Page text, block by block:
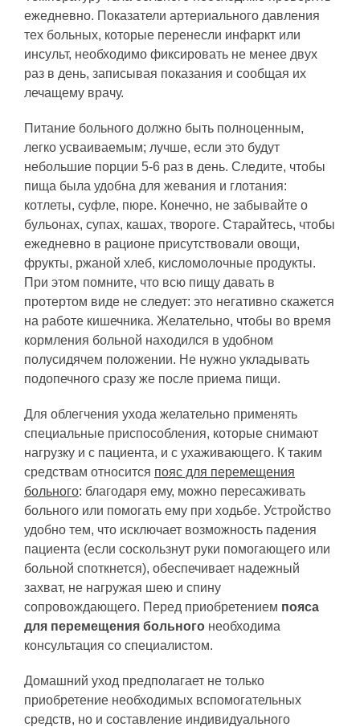
ежедневно. Показатели артериального давления
тех больных, которые перенесли инфаркт или
инсульт, необходимо фиксировать не менее двух
раз в день, записывая показания и сообщая их
лечащему врачу.
Питание больного должно быть полноценным,
легко усваиваемым; лучше, если это будут
небольшие порции 5-6 раз в день. Следите, чтобы
пища была удобна для жевания и глотания:
котлеты, суфле, пюре. Конечно, не забывайте о
бульонах, супах, кашах, твороге. Старайтесь, чтобы
ежедневно в рационе присутствовали овощи,
фрукты, ржаной хлеб, кисломолочные продукты.
При этом помните, что всю пищу давать в
протертом виде не следует: это негативно скажется
на работе кишечника. Желательно, чтобы во время
кормления больной находился в удобном
полусидячем положении. Не нужно укладывать
подопечного сразу же после приема пищи.
Для облегчения ухода желательно применять
специальные приспособления, которые снимают
нагрузку и с пациента, и с ухаживающего. К таким
средствам относится пояс для перемещения
больного: благодаря ему, можно пересаживать
больного или помогать ему при ходьбе. Устройство
удобно тем, что исключает возможность падения
пациента (если соскользнут руки помогающего или
больной споткнется), обеспечивает надежный
захват, не нагружая шею и спину
сопровождающего. Перед приобретением пояса
для перемещения больного необходима
консультация со специалистом.
Домашний уход предполагает не только
приобретение необходимых вспомогательных
средств, но и составление индивидуального